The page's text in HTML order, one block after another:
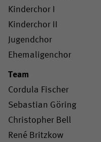
Kinderchor I
Kinderchor II
Jugendchor
Ehemaligenchor
Team
Cordula Fischer
Sebastian Göring
Christopher Bell
René Britzkow